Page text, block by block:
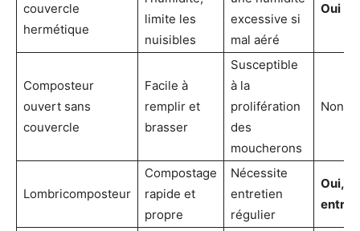
couvercle
hermétique
limite les
nuisibles
excessive si
mal aéré
Oui
Composteur
ouvert sans
couvercle
Facile à
remplir et
brasser
Susceptible
à la
prolifération
des
moucherons
Non
Lombricomposteur
Compostage
rapide et
propre
Nécessite
entretien
régulier
Oui,